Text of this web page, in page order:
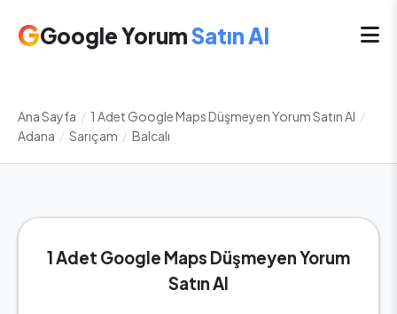
GGoogle YorumSatın Al
Ana Sayfa / 1 Adet Google Maps Düşmeyen Yorum Satın Al /
Adana / Sarıçam / Balcalı
1 Adet Google Maps Düşmeyen Yorum
Satın Al